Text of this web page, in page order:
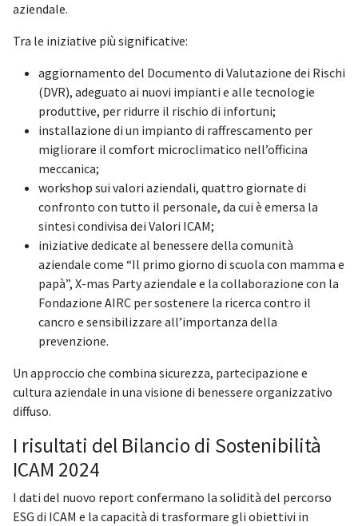
aziendale.
Tra le iniziative più significative:
aggiornamento del Documento di Valutazione dei Rischi
(DVR), adeguato ai nuovi impianti e alle tecnologie
produttive, per ridurre il rischio di infortuni;
installazione di un impianto di raffrescamento per
migliorare il comfort microclimatico nell’officina
meccanica;
workshop sui valori aziendali, quattro giornate di
confronto con tutto il personale, da cui è emersa la
sintesi condivisa dei Valori ICAM;
iniziative dedicate al benessere della comunità
aziendale come “Il primo giorno di scuola con mamma e
papà”, X-mas Party aziendale e la collaborazione con la
Fondazione AIRC per sostenere la ricerca contro il
cancro e sensibilizzare all’importanza della
prevenzione.
Un approccio che combina sicurezza, partecipazione e
cultura aziendale in una visione di benessere organizzativo
diffuso.
I risultati del Bilancio di Sostenibilità
ICAM 2024
I dati del nuovo report confermano la solidità del percorso
ESG di ICAM e la capacità di trasformare gli obiettivi in